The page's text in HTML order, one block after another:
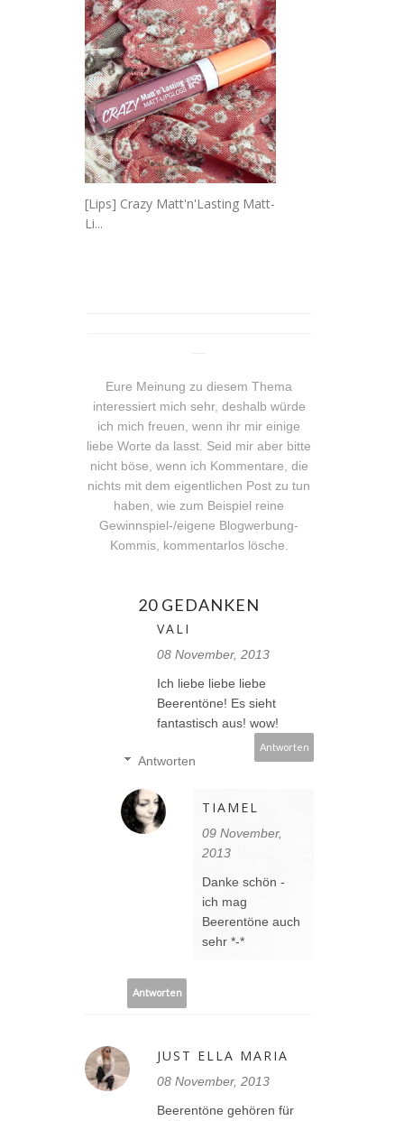
[Lips] Crazy Matt'n'Lasting Matt-
Li...
Eure Meinung zu diesem Thema
interessiert mich sehr, deshalb würde
ich mich freuen, wenn ihr mir einige
liebe Worte da lasst. Seid mir aber bitte
nicht böse, wenn ich Kommentare, die
nichts mit dem eigentlichen Post zu tun
haben, wie zum Beispiel reine
Gewinnspiel-/eigene Blogwerbung-
Kommis, kommentarlos lösche.
20 GEDANKEN
VALI
08 November, 2013
Ich liebe liebe liebe
Beerentöne! Es sieht
fantastisch aus! wow!
Antworten
Antworten
TIAMEL
09 November,
2013
Danke schön -
ich mag
Beerentöne auch
sehr *-*
Antworten
JUST ELLA MARIA
08 November, 2013
Beerentöne gehören für